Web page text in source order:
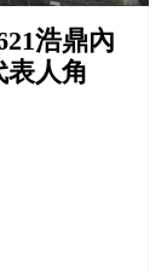
浩鼎內
人角